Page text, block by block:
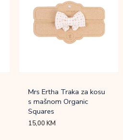
Mrs Ertha Traka za kosu
s mašnom Organic
Squares
15,00KM